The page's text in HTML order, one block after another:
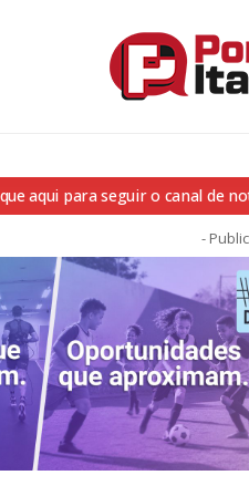
aqui para seguir o canal de
-